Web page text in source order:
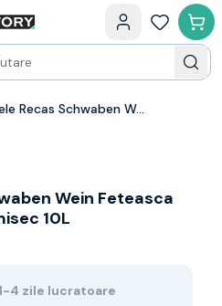
Cramele Recas Schwaben Wein Feteasca Regala - Vin alb demisec 10L
Wein Feteasca
10L
4 zile lucratoare